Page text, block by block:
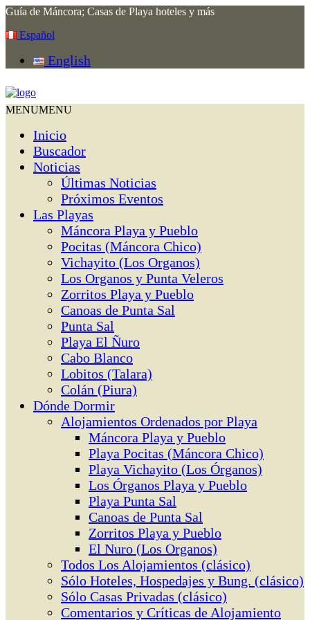
Guía de Máncora; Casas de Playa hoteles y más
Español
English
MENUMENU
Inicio
Buscador
Noticias
Últimas Noticias
Próximos Eventos
Las Playas
Máncora Playa y Pueblo
Pocitas (Máncora Chico)
Vichayito (Los Organos)
Los Organos y Punta Veleros
Zorritos Playa y Pueblo
Canoas de Punta Sal
Punta Sal
Playa El Ñuro
Cabo Blanco
Lobitos (Talara)
Colán (Piura)
Dónde Dormir
Alojamientos Ordenados por Playa
Máncora Playa y Pueblo
Playa Pocitas (Máncora Chico)
Playa Vichayito (Los Órganos)
Los Órganos Playa y Pueblo
Playa Punta Sal
Canoas de Punta Sal
Zorritos Playa y Pueblo
El Nuro (Los Organos)
Todos Los Alojamientos (clásico)
Sólo Hoteles, Hospedajes y Bung. (clásico)
Sólo Casas Privadas (clásico)
Comentarios y Críticas de Alojamiento